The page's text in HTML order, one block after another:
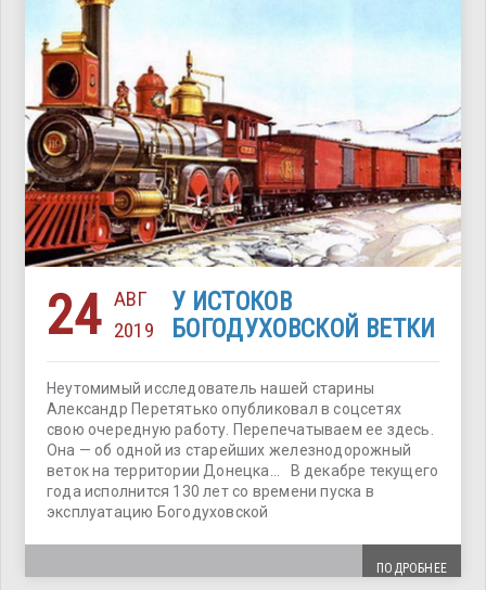
24 АВГ
2019
У ИСТОКОВ
БОГОДУХОВСКОЙ ВЕТКИ
Неутомимый исследователь нашей старины
Александр Перетятько опубликовал в соцсетях
свою очередную работу. Перепечатываем ее здесь.
Она — об одной из старейших железнодорожный
веток на территории Донецка… В декабре текущего
года исполнится 130 лет со времени пуска в
эксплуатацию Богодуховской
ПОДРОБНЕЕ